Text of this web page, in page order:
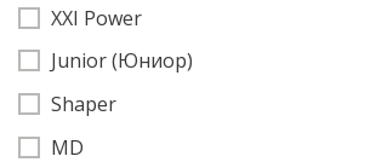
XXI Power
Junior (Юниор)
Shaper
MD